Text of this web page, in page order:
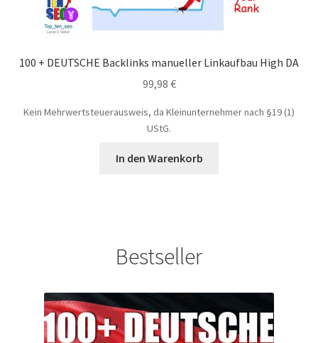
100 + DEUTSCHE Backlinks manueller Linkaufbau High DA
99,98 €
Kein Mehrwertsteuerausweis, da Kleinunternehmer nach §19 (1)
UStG.
In den Warenkorb
Bestseller